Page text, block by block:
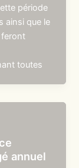
période
ainsi que le
feront
toutes
annuel